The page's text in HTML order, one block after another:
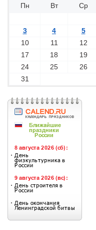
Пн
Вт Ср
3
4 5
10
11 12
17
18 19
24
25 26
31